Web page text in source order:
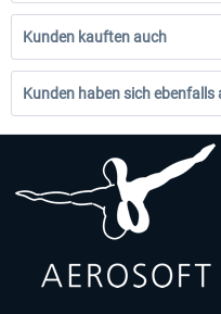
Kunden kauften auch
Kunden haben sich ebenfalls